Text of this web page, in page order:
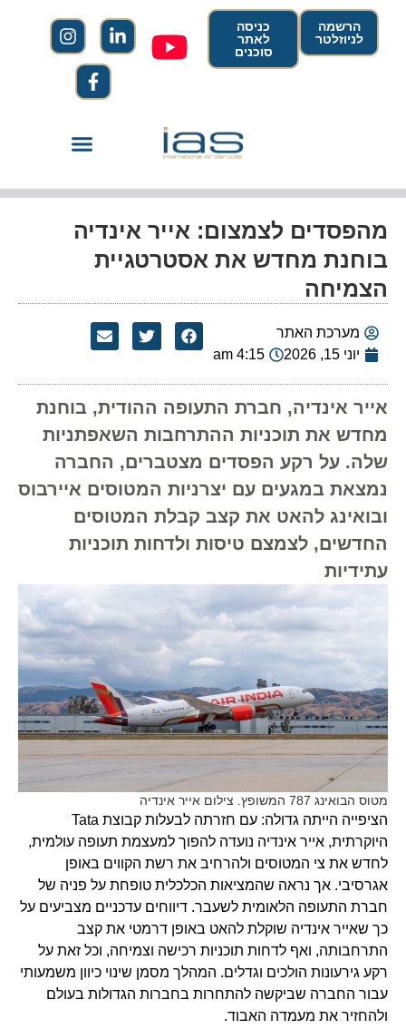
הרשמה
לניוזלטר
כניסה
לאתר
סוכנים
מהפסדים לצמצום: אייר אינדיה
בוחנת מחדש את אסטרטגיית
הצמיחה
מערכת האתר
יוני 15, 2026
4:15 am
אייר אינדיה, חברת התעופה ההודית, בוחנת
מחדש את תוכניות ההתרחבות השאפתניות
שלה. על רקע הפסדים מצטברים, החברה
נמצאת במגעים עם יצרניות המטוסים איירבוס
ובואינג להאט את קצב קבלת המטוסים
החדשים, לצמצם טיסות ולדחות תוכניות
עתידיות
מטוס הבואינג 787 המשופץ. צילום אייר אינדיה
הציפייה הייתה גדולה: עם חזרתה לבעלות קבוצת Tata
היוקרתית, אייר אינדיה נועדה להפוך למעצמת תעופה עולמית,
לחדש את צי המטוסים ולהרחיב את רשת הקווים באופן
אגרסיבי. אך נראה שהמציאות הכלכלית טופחת על פניה של
חברת התעופה הלאומית לשעבר. דיווחים עדכניים מצביעים על
כך שאייר אינדיה שוקלת להאט באופן דרמטי את קצב
התרחבותה, ואף לדחות תוכניות רכישה וצמיחה, וכל זאת על
רקע גירעונות הולכים וגדלים. המהלך מסמן שינוי כיוון משמעותי
עבור החברה שביקשה להתחרות בחברות הגדולות בעולם
ולהחזיר את מעמדה האבוד.